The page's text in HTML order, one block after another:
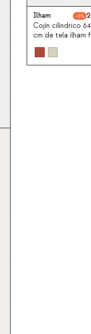
Ilham 8
Cojín cilíndrico
cm de tela ilham
Color